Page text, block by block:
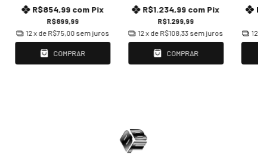
R$899,99
R$854,99 com Pix
12x de R$75,00 sem juros
COMPRAR
R$1.299,99
R$1.234,99 com Pix
12 x de R$108,33 sem juros
COMPRAR
12